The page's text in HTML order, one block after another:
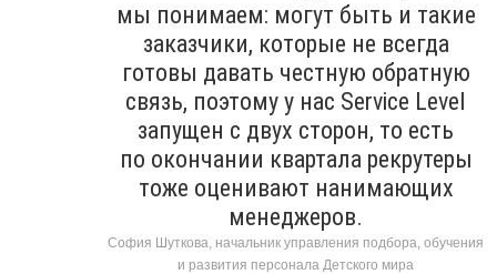
мы понимаем: могут быть и такие
заказчики, которые не всегда
готовы давать честную обратную
связь, поэтому у нас Service Level
запущен с двух сторон, то есть
по окончании квартала рекрутеры
тоже оценивают нанимающих
менеджеров.
София Шуткова, начальник управления подбора, обучения
и развития персонала Детского мира